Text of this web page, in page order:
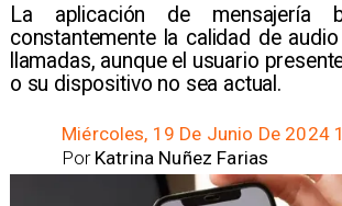
La aplicación de mensajería
constantemente la calidad de
llamadas, aunque el usuario
o su dispositivo no sea actual.
Miércoles, 19 De Junio De 2024
Katrina Nuñez Farias
Por